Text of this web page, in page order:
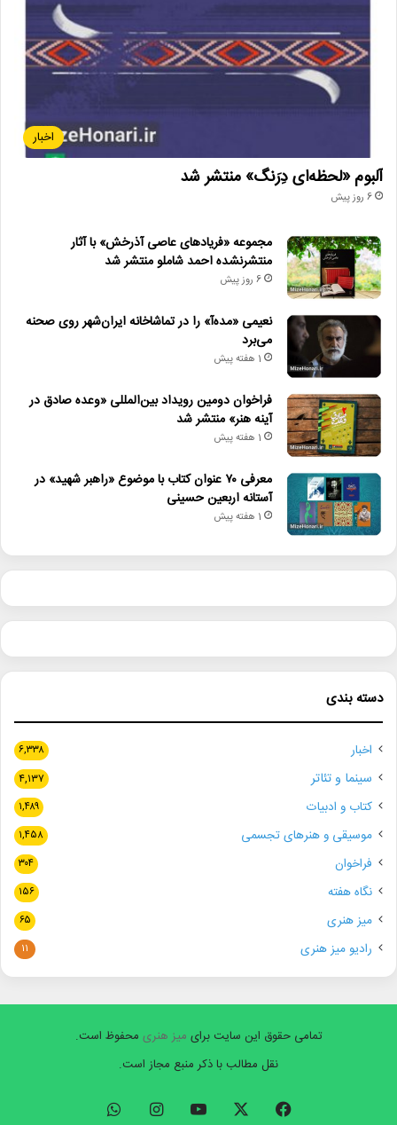
اخبار
آلبوم «لحظه‌ای دِرَنگ» منتشر شد
6 روز پیش
مجموعه «فریادهای عاصی آذرخش» با آثار
منتشرنشده احمد شاملو منتشر شد
6 روز پیش
نعیمی «مده‌آ» را در تماشاخانه ایران‌شهر روی صحنه
می‌برد
1 هفته پیش
فراخوان دومین رویداد بین‌المللی «وعده صادق در
آینه هنر» منتشر شد
1 هفته پیش
معرفی ۷۰ عنوان کتاب با موضوع «راهبر شهید» در
آستانه اربعین حسینی
1 هفته پیش
دسته بندی
اخبار ۶,۳۳۸
سینما و تئاتر ۴,۱۳۷
کتاب و ادبیات ۱,۴۸۹
موسیقی و هنرهای تجسمی ۱,۴۵۸
فراخوان ۳۰۴
نگاه هفته ۱۵۶
میز هنری ۶۵
رادیو میز هنری ۱۱
تمامی حقوق این سایت برای میز هنری محفوظ است.
نقل مطالب با ذکر منبع مجاز است.
فیسبوک ایکس یوتیوب اینستاگرام